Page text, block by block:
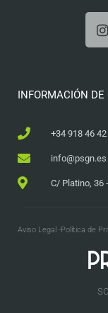
INFORMACIÓN DE
+34 918 46 42
info@psgn.es
C/ Platino, 36
Aviso Legal -Política de